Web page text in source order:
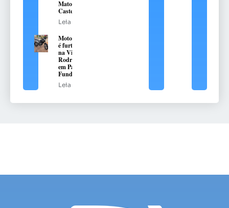
Mato
Castelhano
Leia mais
Motocicleta
é furtada
na Vila
Rodrigues,
em Passo
Fundo
Leia mais